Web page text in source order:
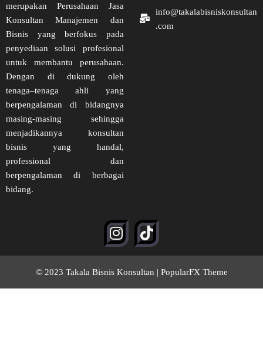
merupakan Perusahaan Jasa
Konsultan Manajemen dan
Bisnis yang berfokus pada
penyediaan solusi profesional
untuk membantu perusahaan.
Dengan di dukung oleh
tenaga–tenaga ahli yang
berpengalaman di bidangnya
masing-masing sehingga
menjadikannya konsultan
bisnis yang handal,
professional dan
berpengalaman di berbagai
bidang.
info@takalabisniskonsultan
.com
© 2023 Takala Bisnis Konsultan | PopularFX Theme